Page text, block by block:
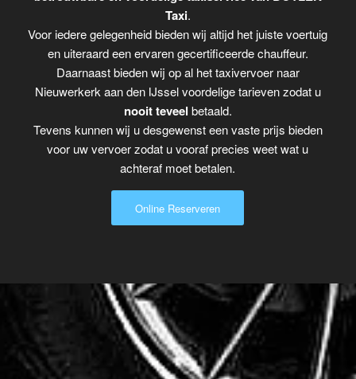
Taxi.
Voor iedere gelegenheid bieden wij altijd het juiste voertuig
en uiteraard een ervaren gecertificeerde chauffeur.
Daarnaast bieden wij op al het taxivervoer naar
Nieuwerkerk aan den IJssel voordelige tarieven zodat u
nooit teveel betaald.
Tevens kunnen wij u desgewenst een vaste prijs bieden
voor uw vervoer zodat u vooraf precies weet wat u
achteraf moet betalen.
Online Reserveren